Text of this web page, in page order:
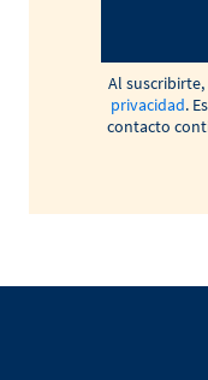
Al
privacidad.
contacto